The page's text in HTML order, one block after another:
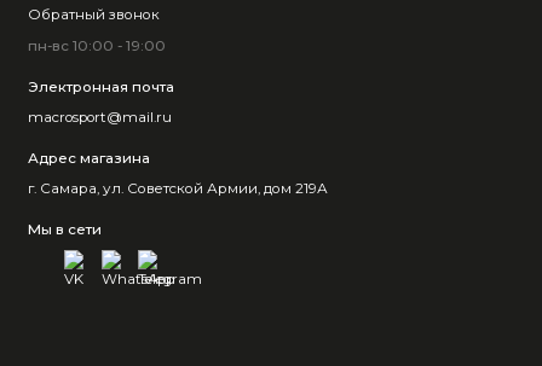
Обратный звонок
пн-вс 10:00 - 19:00
Электронная почта
macrosport@mail.ru
Адрес магазина
г. Самара, ул. Советской Армии, дом 219А
Мы в сети